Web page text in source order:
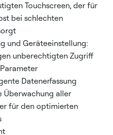
Touchscreen, der für
bei schlechten
und Geräteeinstellung:
unberechtigten Zugriff
Datenerfassung
Überwachung aller
für den optimierten